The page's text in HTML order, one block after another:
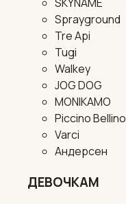
Sprayground
Tre Api
Tugi
Walkey
JOG DOG
MONIKAMO
Piccino Bellino
Varci
Андерсен
ДЕВОЧКАМ